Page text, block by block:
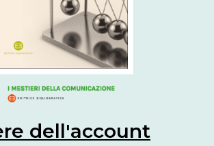
dell'account